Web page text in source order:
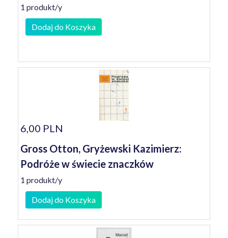
1 produkt/y
Dodaj do Koszyka
6,00 PLN
Gross Otton, Gryżewski Kazimierz:
Podróże w świecie znaczków
1 produkt/y
Dodaj do Koszyka